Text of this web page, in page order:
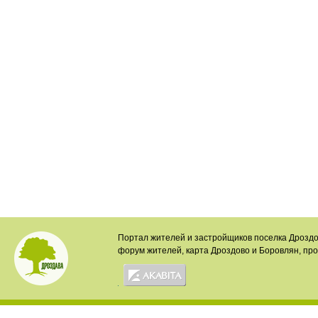
Портал жителей и застройщиков поселка
форум жителей, карта Дроздово и Боровлян,